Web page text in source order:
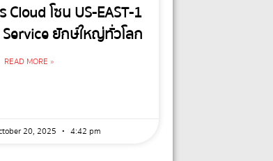
Cloud โซน US-EAST-1
ยักษ์ใหญ่ทั่วโลก
READ MORE »
20, 2025 4:42 pm